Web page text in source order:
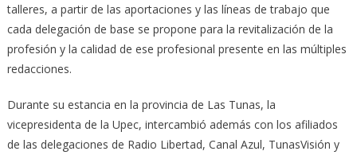
talleres, a partir de las aportaciones y las líneas de trabajo que
cada delegación de base se propone para la revitalización de la
profesión y la calidad de ese profesional presente en las múltiples
redacciones.
Durante su estancia en la provincia de Las Tunas, la
vicepresidenta de la Upec, intercambió además con los afiliados
de las delegaciones de Radio Libertad, Canal Azul, TunasVisión y